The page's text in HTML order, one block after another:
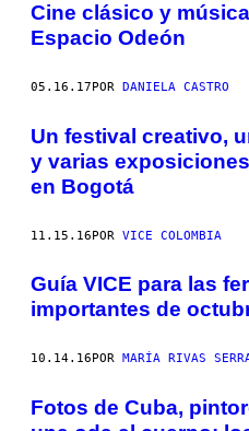
Cine clásico y
Espacio Odeón
05.16.17 POR DANIELA CASTRO
Un festival creativo,
y varias
en Bogotá
11.15.16POR VICE COLOMBIA
Guía VICE para las
importantes de
10.14.16 POR MARÍA RIVAS
Fotos de Cuba,